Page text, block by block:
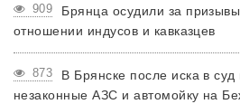
909
Брянца осудили за
отношении индусов и кавказцев
873
В Брянске после иска в
незаконные АЗС и автомойку на